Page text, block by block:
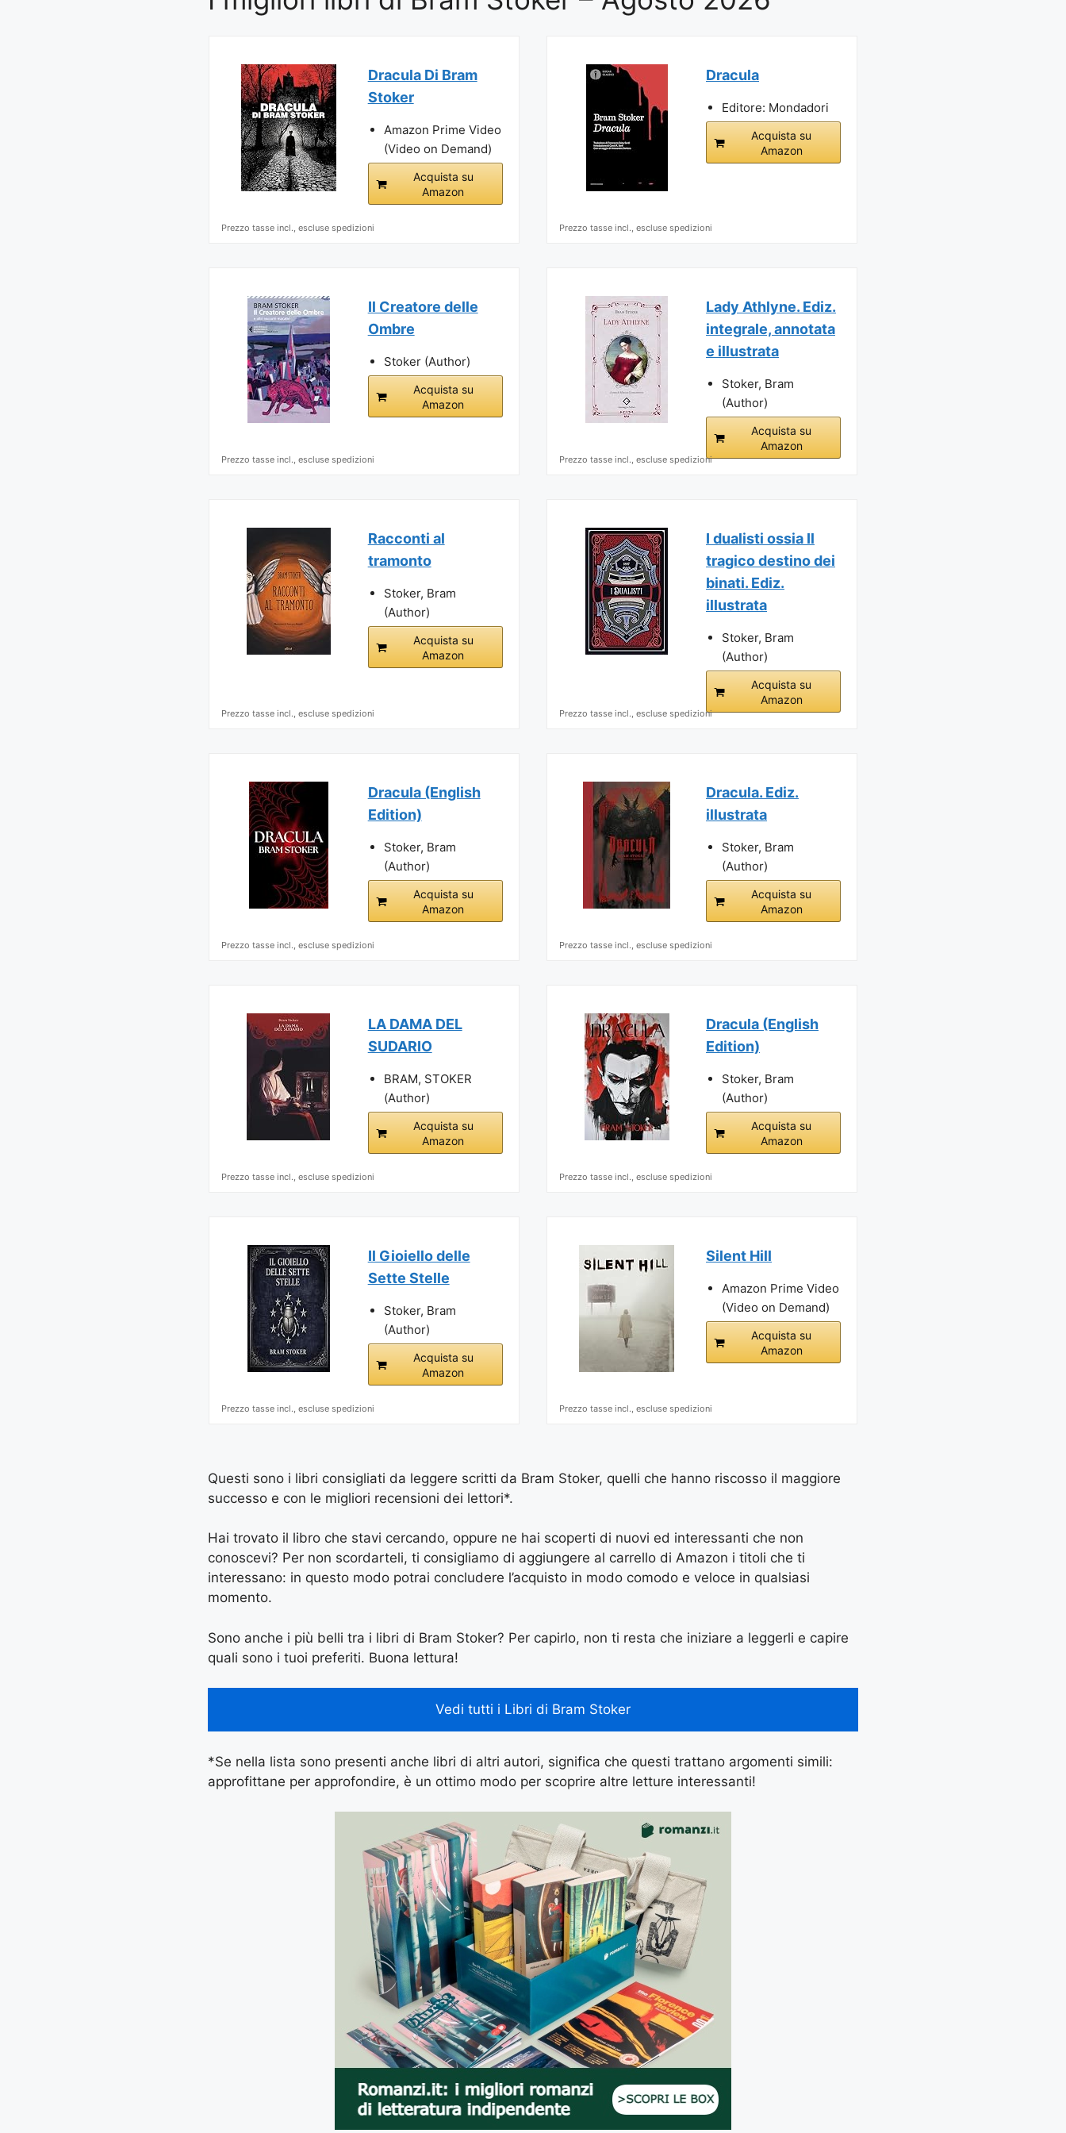
Dracula Di Bram
Stoker
Amazon Prime Video
(Video on Demand)
Acquista su
Amazon
Prezzo tasse incl., escluse spedizioni
Dracula
Editore: Mondadori
Acquista su
Amazon
Prezzo tasse incl., escluse spedizioni
Il Creatore delle
Ombre
Stoker (Author)
Acquista su
Amazon
Prezzo tasse incl., escluse spedizioni
Lady Athlyne. Ediz.
integrale, annotata
e illustrata
Stoker, Bram
(Author)
Acquista su
Amazon
Prezzo tasse incl., escluse spedizioni
Racconti al
tramonto
Stoker, Bram
(Author)
Acquista su
Amazon
Prezzo tasse incl., escluse spedizioni
I dualisti ossia Il
tragico destino dei
binati. Ediz.
illustrata
Stoker, Bram
(Author)
Acquista su
Amazon
Prezzo tasse incl., escluse spedizioni
Dracula (English
Edition)
Stoker, Bram
(Author)
Acquista su
Amazon
Prezzo tasse incl., escluse spedizioni
Dracula. Ediz.
illustrata
Stoker, Bram
(Author)
Acquista su
Amazon
Prezzo tasse incl., escluse spedizioni
LA DAMA DEL
SUDARIO
BRAM, STOKER
(Author)
Acquista su
Amazon
Prezzo tasse incl., escluse spedizioni
Dracula (English
Edition)
Stoker, Bram
(Author)
Acquista su
Amazon
Prezzo tasse incl., escluse spedizioni
Il Gioiello delle
Sette Stelle
Stoker, Bram
(Author)
Acquista su
Amazon
Prezzo tasse incl., escluse spedizioni
Silent Hill
Amazon Prime Video
(Video on Demand)
Acquista su
Amazon
Prezzo tasse incl., escluse spedizioni
Questi sono i libri consigliati da leggere scritti da Bram Stoker, quelli che hanno riscosso il maggiore
successo e con le migliori recensioni dei lettori*.
Hai trovato il libro che stavi cercando, oppure ne hai scoperti di nuovi ed interessanti che non
conoscevi? Per non scordarteli, ti consigliamo di aggiungere al carrello di Amazon i titoli che ti
interessano: in questo modo potrai concludere l’acquisto in modo comodo e veloce in qualsiasi
momento.
Sono anche i più belli tra i libri di Bram Stoker? Per capirlo, non ti resta che iniziare a leggerli e capire
quali sono i tuoi preferiti. Buona lettura!
Vedi tutti i Libri di Bram Stoker
*Se nella lista sono presenti anche libri di altri autori, significa che questi trattano argomenti simili:
approfittane per approfondire, è un ottimo modo per scoprire altre letture interessanti!